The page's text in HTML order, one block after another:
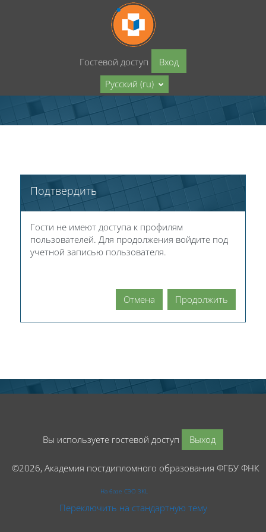
Перейти к основному содержанию
Гостевой доступ
Вход
Русский ‎(ru)‎
Подтвердить
Гости не имеют доступа к профилям
пользователей. Для продолжения войдите под
учетной записью пользователя.
Отмена Продолжить
Вы используете гостевой доступ Выход
©2026, Академия постдипломного образования ФГБУ
На базе СЭО 3KL
Переключить на стандартную тему